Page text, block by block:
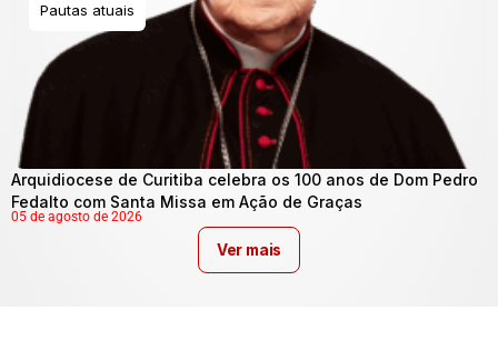
Pautas atuais
Arquidiocese de Curitiba celebra os 100 anos de Dom Pedro
Fedalto com Santa Missa em Ação de Graças
05 de agosto de 2026
Ver mais